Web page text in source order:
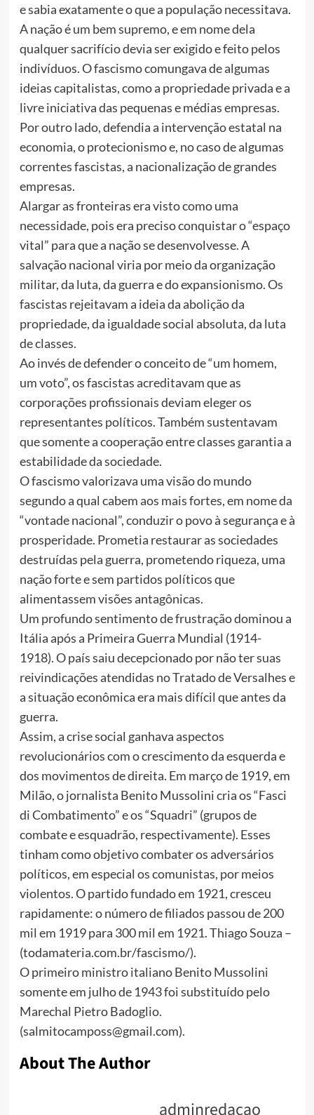
e sabia exatamente o que a população necessitava.
A nação é um bem supremo, e em nome dela
qualquer sacrifício devia ser exigido e feito pelos
indivíduos. O fascismo comungava de algumas
ideias capitalistas, como a propriedade privada e a
livre iniciativa das pequenas e médias empresas.
Por outro lado, defendia a intervenção estatal na
economia, o protecionismo e, no caso de algumas
correntes fascistas, a nacionalização de grandes
empresas.
Alargar as fronteiras era visto como uma
necessidade, pois era preciso conquistar o “espaço
vital” para que a nação se desenvolvesse. A
salvação nacional viria por meio da organização
militar, da luta, da guerra e do expansionismo. Os
fascistas rejeitavam a ideia da abolição da
propriedade, da igualdade social absoluta, da luta
de classes.
Ao invés de defender o conceito de “um homem,
um voto”, os fascistas acreditavam que as
corporações profissionais deviam eleger os
representantes políticos. Também sustentavam
que somente a cooperação entre classes garantia a
estabilidade da sociedade.
O fascismo valorizava uma visão do mundo
segundo a qual cabem aos mais fortes, em nome da
“vontade nacional”, conduzir o povo à segurança e à
prosperidade. Prometia restaurar as sociedades
destruídas pela guerra, prometendo riqueza, uma
nação forte e sem partidos políticos que
alimentassem visões antagônicas.
Um profundo sentimento de frustração dominou a
Itália após a Primeira Guerra Mundial (1914-
1918). O país saiu decepcionado por não ter suas
reivindicações atendidas no Tratado de Versalhes e
a situação econômica era mais difícil que antes da
guerra.
Assim, a crise social ganhava aspectos
revolucionários com o crescimento da esquerda e
dos movimentos de direita. Em março de 1919, em
Milão, o jornalista Benito Mussolini cria os “Fasci
di Combatimento” e os “Squadri” (grupos de
combate e esquadrão, respectivamente). Esses
tinham como objetivo combater os adversários
políticos, em especial os comunistas, por meios
violentos. O partido fundado em 1921, cresceu
rapidamente: o número de filiados passou de 200
mil em 1919 para 300 mil em 1921. Thiago Souza –
(todamateria.com.br/fascismo/).
O primeiro ministro italiano Benito Mussolini
somente em julho de 1943 foi substituído pelo
Marechal Pietro Badoglio.
(salmitocamposs@gmail.com).
About The Author
adminredacao